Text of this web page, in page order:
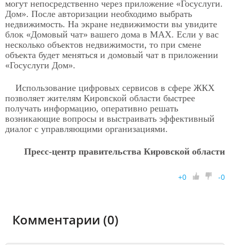
могут непосредственно через приложение «Госуслуги.
Дом». После авторизации необходимо выбрать
недвижимость. На экране недвижимости вы увидите
блок «Домовый чат» вашего дома в MAX. Если у вас
несколько объектов недвижимости, то при смене
объекта будет меняться и домовый чат в приложении
«Госуслуги Дом».
Использование цифровых сервисов в сфере ЖКХ
позволяет жителям Кировской области быстрее
получать информацию, оперативно решать
возникающие вопросы и выстраивать эффективный
диалог с управляющими организациями.
Пресс-центр правительства Кировской области
+0 -0
Комментарии (0)